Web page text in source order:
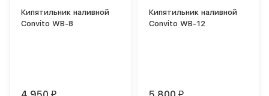
Кипятильник наливной
Convito WB-8
₽
Кипятильник наливной
Convito WB-12
₽